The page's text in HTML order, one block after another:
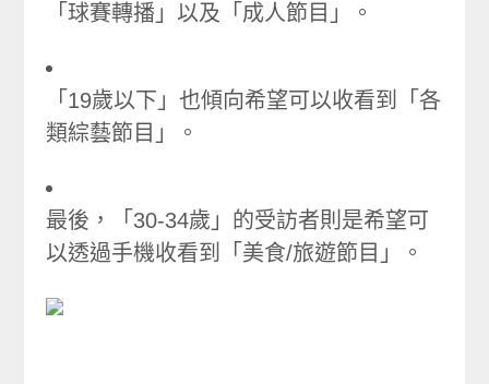
「球賽轉播」以及「成人節目」。
「19歲以下」也傾向希望可以收看到「各
類綜藝節目」。
最後，「30-34歲」的受訪者則是希望可
以透過手機收看到「美食/旅遊節目」。